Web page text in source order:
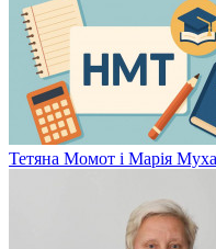
Тетяна Момот і Марія